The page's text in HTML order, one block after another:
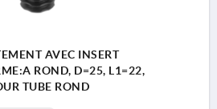
AVEC INSERT
ROND, D=25, L1=22,
TUBE ROND